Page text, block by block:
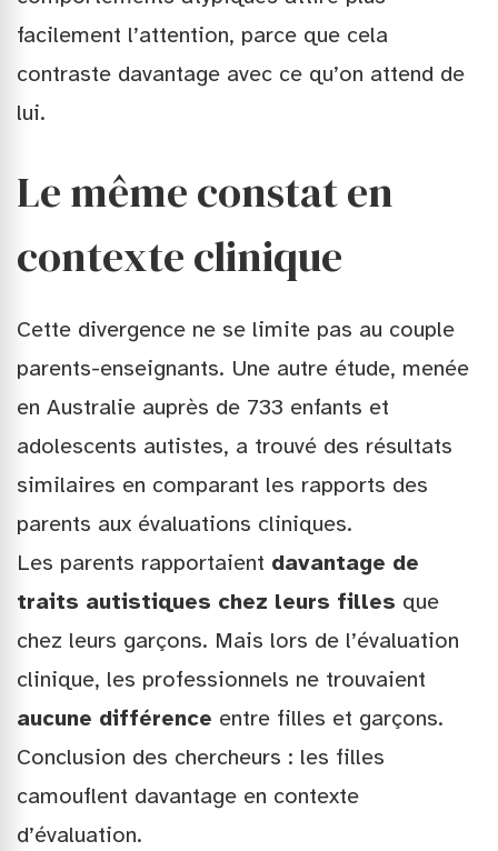
facilement l’attention, parce que cela
contraste davantage avec ce qu’on attend de
lui.
Le même constat en
contexte clinique
Cette divergence ne se limite pas au couple
parents-enseignants. Une autre étude, menée
en Australie auprès de 733 enfants et
adolescents autistes, a trouvé des résultats
similaires en comparant les rapports des
parents aux évaluations cliniques.
Les parents rapportaient davantage de
traits autistiques chez leurs filles que
chez leurs garçons. Mais lors de l’évaluation
clinique, les professionnels ne trouvaient
aucune différence entre filles et garçons.
Conclusion des chercheurs : les filles
camouflent davantage en contexte
d’évaluation.